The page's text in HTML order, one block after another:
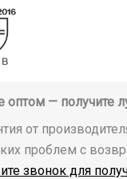
оптом — получите
от
проблем с
звонок для